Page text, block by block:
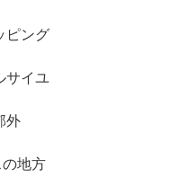
ピング
サイユ
外
地方